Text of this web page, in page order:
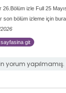
26.Bölüm izle Full 25
son bölüm izleme için
2026
git
yorum